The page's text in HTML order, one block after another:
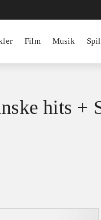
Film Musik Spil
hits +